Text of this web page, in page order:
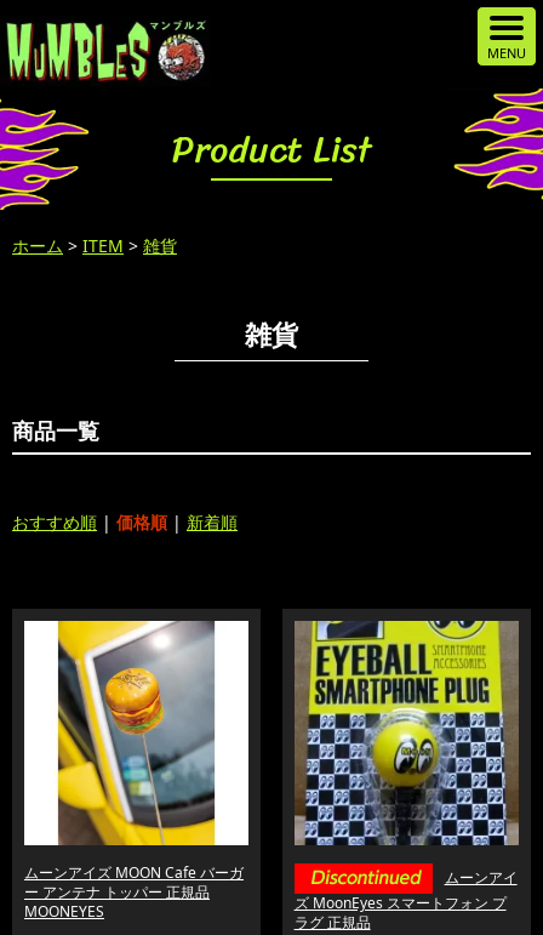
Product List
ホーム > ITEM > 雑貨
雑貨
商品一覧
おすすめ順 | 価格順 | 新着順
ムーンアイズ MOON Cafe バーガ
ー アンテナ トッパー 正規品
MOONEYES
ムーンアイ
ズ MoonEyes スマートフォン プ
ラグ 正規品